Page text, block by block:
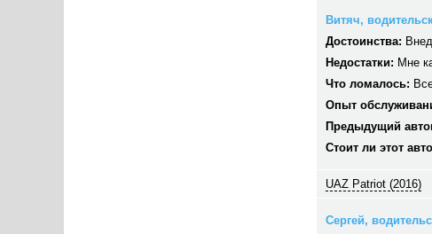
Витяч,
Достоинства:
Недостатки: Мне
Что ломалось:
Опыт
Предыдущий
Стоит ли этот
UAZ Patriot (2016)
Сергей,